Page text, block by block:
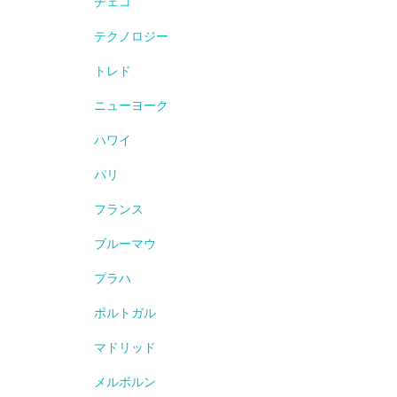
テクノロジー
トレド
ニューヨーク
ハワイ
パリ
フランス
ブルーマウ
プラハ
ポルトガル
マドリッド
メルボルン